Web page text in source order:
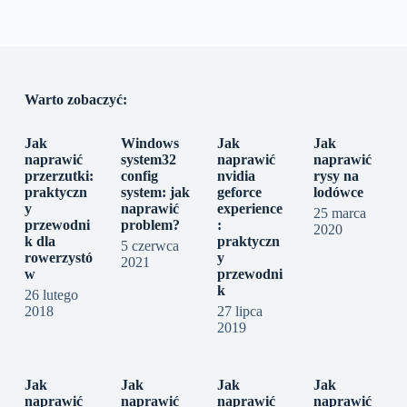
Warto zobaczyć:
Jak
naprawić
przerzutki:
praktyczn
y
przewodni
k dla
rowerzystó
w
26 lutego
2018
Windows
system32
config
system: jak
naprawić
problem?
5 czerwca
2021
Jak
naprawić
nvidia
geforce
experience
:
praktyczn
y
przewodni
k
27 lipca
2019
Jak
naprawić
rysy na
lodówce
25 marca
2020
Jak
naprawić
Jak
naprawić
Jak
naprawić
Jak
naprawić